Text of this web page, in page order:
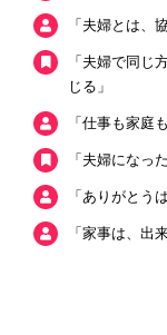
「夫婦とは、
「夫婦で同じ
じる」
「仕事も家庭
「夫婦になっ
「ありがとう
「家事は、出